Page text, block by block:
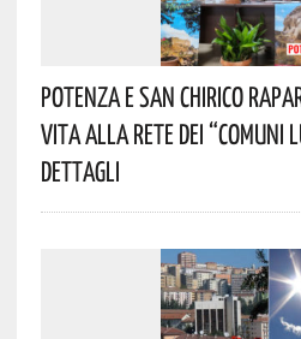
Potenza E San Chirico
Vita Alla Rete Dei “Comuni
Dettagli